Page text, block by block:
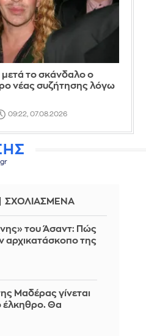
μετά το σκάνδαλο ο
νέας συζήτησης λόγω
09:22, 07.08.2026
ΣΧΟΛΙΑΣΜΕΝΑ
του Άσαντ: Πώς
αρχικατάσκοπο της
Μαδέρας γίνεται
έλκηθρο. Θα